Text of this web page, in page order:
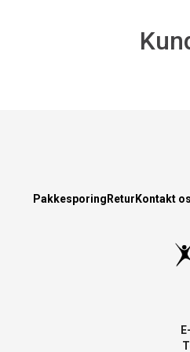
Pakkesporing Retur Kontakt